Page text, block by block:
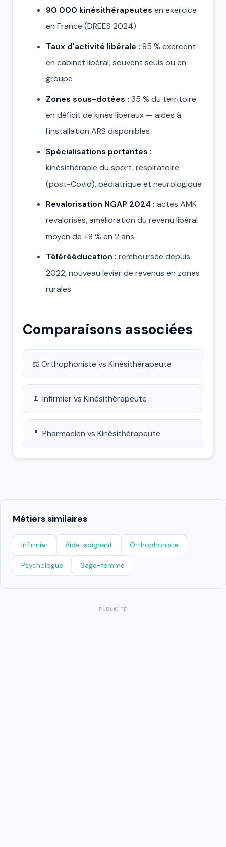
90 000 kinésithérapeutes en exercice
en France (DREES 2024)
Taux d'activité libérale : 85 % exercent
en cabinet libéral, souvent seuls ou en
groupe
Zones sous-dotées : 35 % du territoire
en déficit de kinés libéraux — aides à
l'installation ARS disponibles
Spécialisations portantes :
kinésithérapie du sport, respiratoire
(post-Covid), pédiatrique et neurologique
Revalorisation NGAP 2024 : actes AMK
revalorisés, amélioration du revenu libéral
moyen de +8 % en 2 ans
Télérééducation : remboursée depuis
2022, nouveau levier de revenus en zones
rurales
Comparaisons associées
⚖️ Orthophoniste vs Kinésithérapeute
💉 Infirmier vs Kinésithérapeute
💊 Pharmacien vs Kinésithérapeute
Métiers similaires
Infirmier Aide-soignant Orthophoniste
Psychologue Sage-femme
PUBLICITÉ